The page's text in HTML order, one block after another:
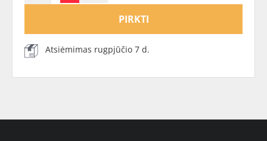
PIRKTI
Atsiėmimas rugpjūčio 7 d.